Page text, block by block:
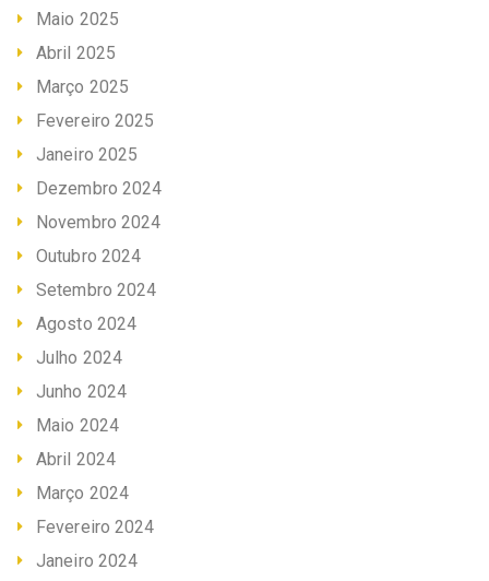
Maio 2025
Abril 2025
Março 2025
Fevereiro 2025
Janeiro 2025
Dezembro 2024
Novembro 2024
Outubro 2024
Setembro 2024
Agosto 2024
Julho 2024
Junho 2024
Maio 2024
Abril 2024
Março 2024
Fevereiro 2024
Janeiro 2024